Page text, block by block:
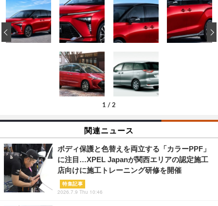
ェクト
インタビュー
イベント告知 イベントレポート
1 / 2
‹
関連ニュース
ボディ保護と色替えを両立する「カラーPPF」
に注目…XPEL Japanが関西エリアの認定施工
店向けに施工トレーニング研修を開催
特集記事
2026.7.9 Thu 10:46